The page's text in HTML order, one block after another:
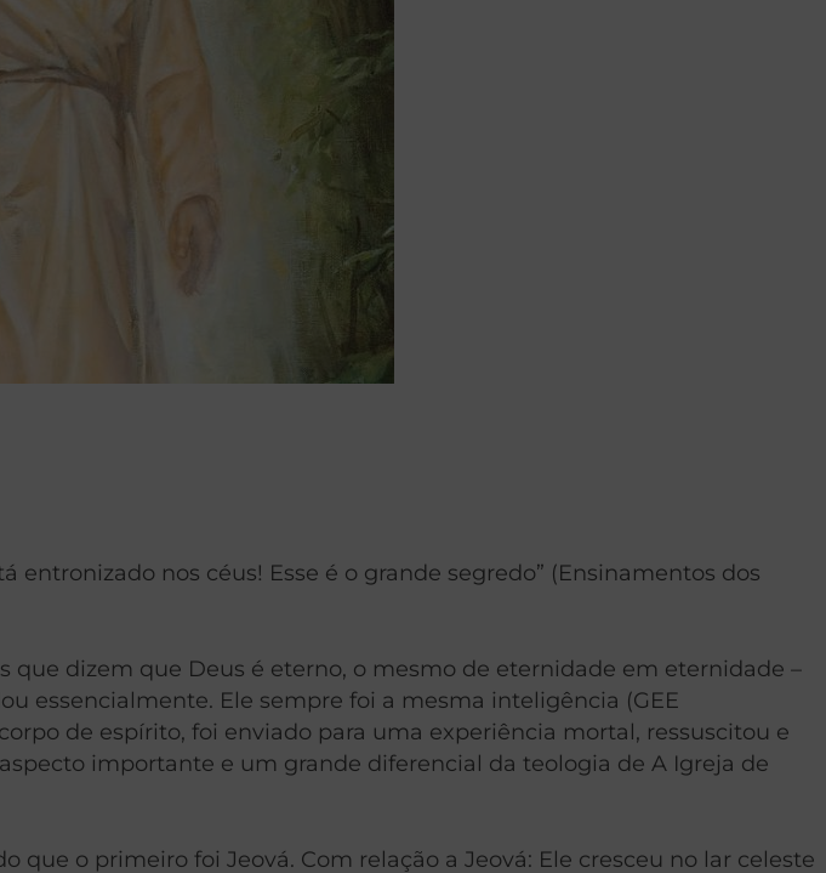
nos céus! Esse é o grande segredo” (Ensinamentos dos
que dizem que Deus é eterno, o mesmo de eternidade em eternidade –
essencialmente. Ele sempre foi a mesma inteligência (GEE
de espírito, foi enviado para uma experiência mortal, ressuscitou e
importante e um grande diferencial da teologia de A Igreja de
que o primeiro foi Jeová. Com relação a Jeová: Ele cresceu no lar celeste